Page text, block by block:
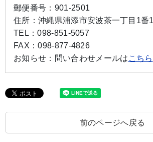
郵便番号： 901-2501
住所： 沖縄県浦添市安波茶一丁目1番
TEL：098-851-5057
FAX：098-877-4826
お知らせ： 問い合わせメールは こちら
前のページへ戻る